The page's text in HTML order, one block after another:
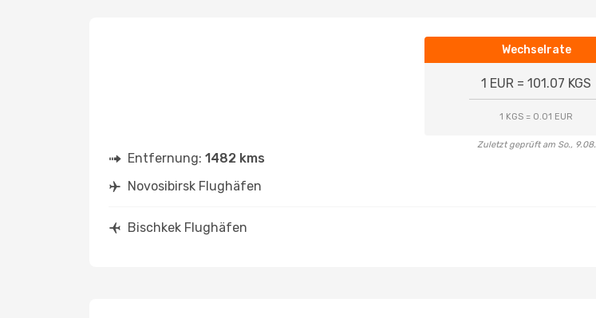
Wechselrate
1 EUR = 101.07 KGS
1 KGS = 0.01 EUR
Zuletzt geprüft am So., 9.08.
Entfernung: 1482 kms
Novosibirsk Flughäfen
Bischkek Flughäfen